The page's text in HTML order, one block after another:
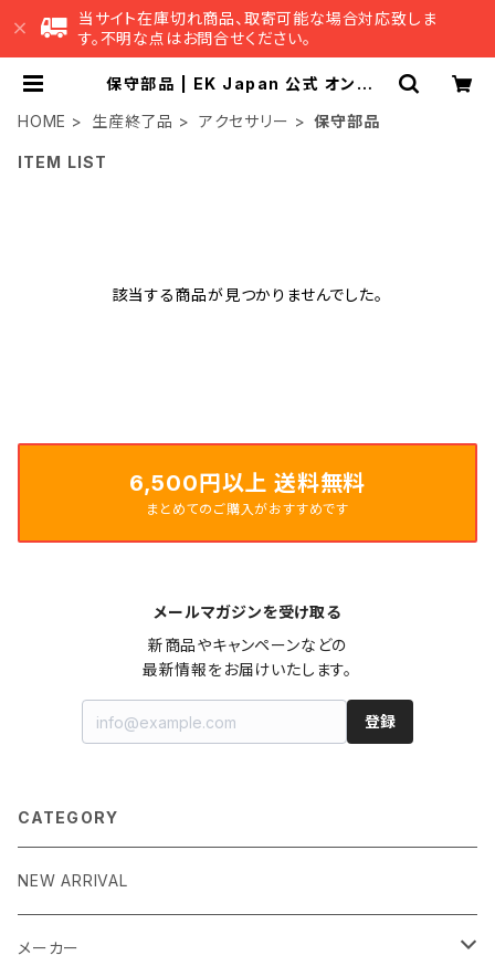
当サイト在庫切れ商品、取寄可能な場合対応致しま
す。不明な点はお問合せください。
保守部品 | EK Japan 公式 オンライ
HOME
生産終了品 アクセサリー 保守部品
ITEM LIST
該当する商品が見つかりませんでした。
6,500円以上 送料無料
まとめてのご購入がおすすめです
メールマガジンを受け取る
新商品やキャンペーンなどの
最新情報をお届けいたします。
登録
CATEGORY
NEW ARRIVAL
メーカー